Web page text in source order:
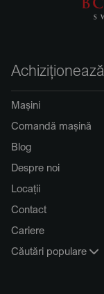
Achiziționează
Mașini
Comandă mașină
Blog
Despre noi
Locații
Contact
Cariere
Căutări populare